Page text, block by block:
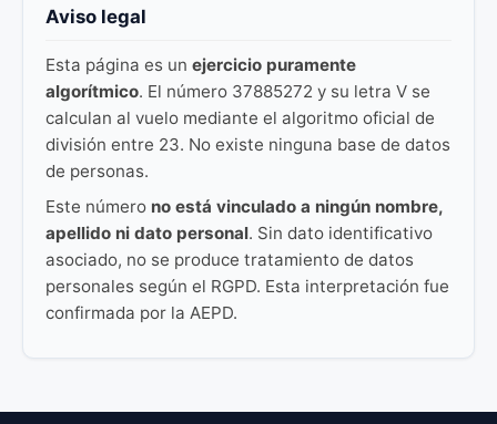
Aviso legal
Esta página es un ejercicio puramente
algorítmico. El número 37885272 y su letra V se
calculan al vuelo mediante el algoritmo oficial de
división entre 23. No existe ninguna base de datos
de personas.
Este número no está vinculado a ningún nombre,
apellido ni dato personal. Sin dato identificativo
asociado, no se produce tratamiento de datos
personales según el RGPD. Esta interpretación fue
confirmada por la AEPD.